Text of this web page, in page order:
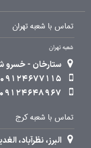
تماس با شعبه تهران
شعبه تهران
ستارخان - خسرو
09124677115
09124648967
تماس با شعبه کرج